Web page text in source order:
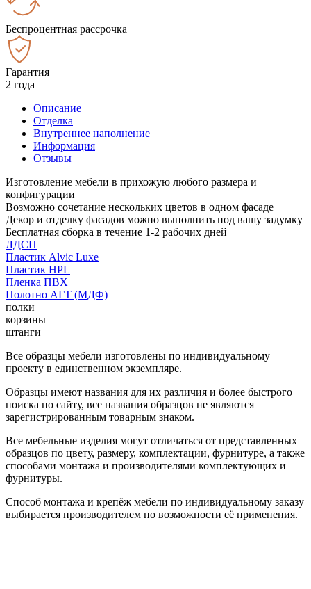
Беспроцентная рассрочка
Гарантия
2 года
Описание
Отделка
Внутреннее наполнение
Информация
Отзывы
Изготовление мебели в прихожую любого размера и
конфигурации
Возможно сочетание нескольких цветов в одном фасаде
Декор и отделку фасадов можно выполнить под вашу задумку
Бесплатная сборка в течение 1-2 рабочих дней
ЛДСП
Пластик Alvic Luxe
Пластик HPL
Пленка ПВХ
Полотно АГТ (МДФ)
полки
корзины
штанги
Все образцы мебели изготовлены по индивидуальному
проекту в единственном экземпляре.
Образцы имеют названия для их различия и более быстрого
поиска по сайту, все названия образцов не являются
зарегистрированным товарным знаком.
Все мебельные изделия могут отличаться от представленных
образцов по цвету, размеру, комплектации, фурнитуре, а также
способами монтажа и производителями комплектующих и
фурнитуры.
Способ монтажа и крепёж мебели по индивидуальному заказу
выбирается производителем по возможности её применения.